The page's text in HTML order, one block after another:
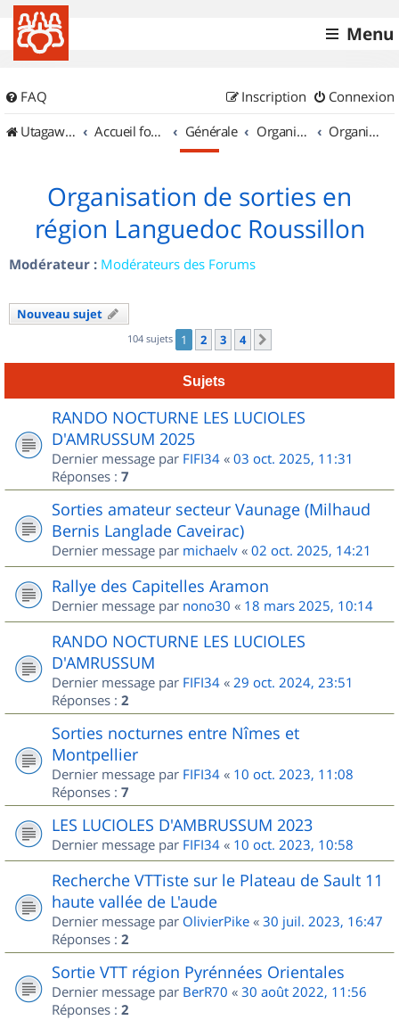
Menu
FAQ Connexion
Inscription
UtagawaVTT (Randos VTT et VTTAE avec traces GPS)
Accueil forum Générale Organisation de sorties & Recherche de partenaires Organisation de sorties en région Languedoc Roussillon
Organisation de sorties en
région Languedoc Roussillon
Modérateur : Modérateurs des Forums
Nouveau sujet
104 sujets 1 2 3 4
Sujets
RANDO NOCTURNE LES LUCIOLES
D'AMRUSSUM 2025
Dernier message par FIFI34 « 03 oct. 2025, 11:31
Réponses : 7
Sorties amateur secteur Vaunage (Milhaud
Bernis Langlade Caveirac)
Dernier message par michaelv « 02 oct. 2025, 14:21
Rallye des Capitelles Aramon
Dernier message par nono30 « 18 mars 2025, 10:14
RANDO NOCTURNE LES LUCIOLES
D'AMRUSSUM
Dernier message par FIFI34 « 29 oct. 2024, 23:51
Réponses : 2
Sorties nocturnes entre Nîmes et
Montpellier
Dernier message par FIFI34 « 10 oct. 2023, 11:08
Réponses : 7
LES LUCIOLES D'AMBRUSSUM 2023
Dernier message par FIFI34 « 10 oct. 2023, 10:58
Recherche VTTiste sur le Plateau de Sault 11
haute vallée de L'aude
Dernier message par OlivierPike « 30 juil. 2023, 16:47
Réponses : 2
Sortie VTT région Pyrénnées Orientales
Dernier message par BerR70 « 30 août 2022, 11:56
Réponses : 2